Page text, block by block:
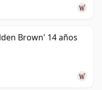
Brown' 14 años